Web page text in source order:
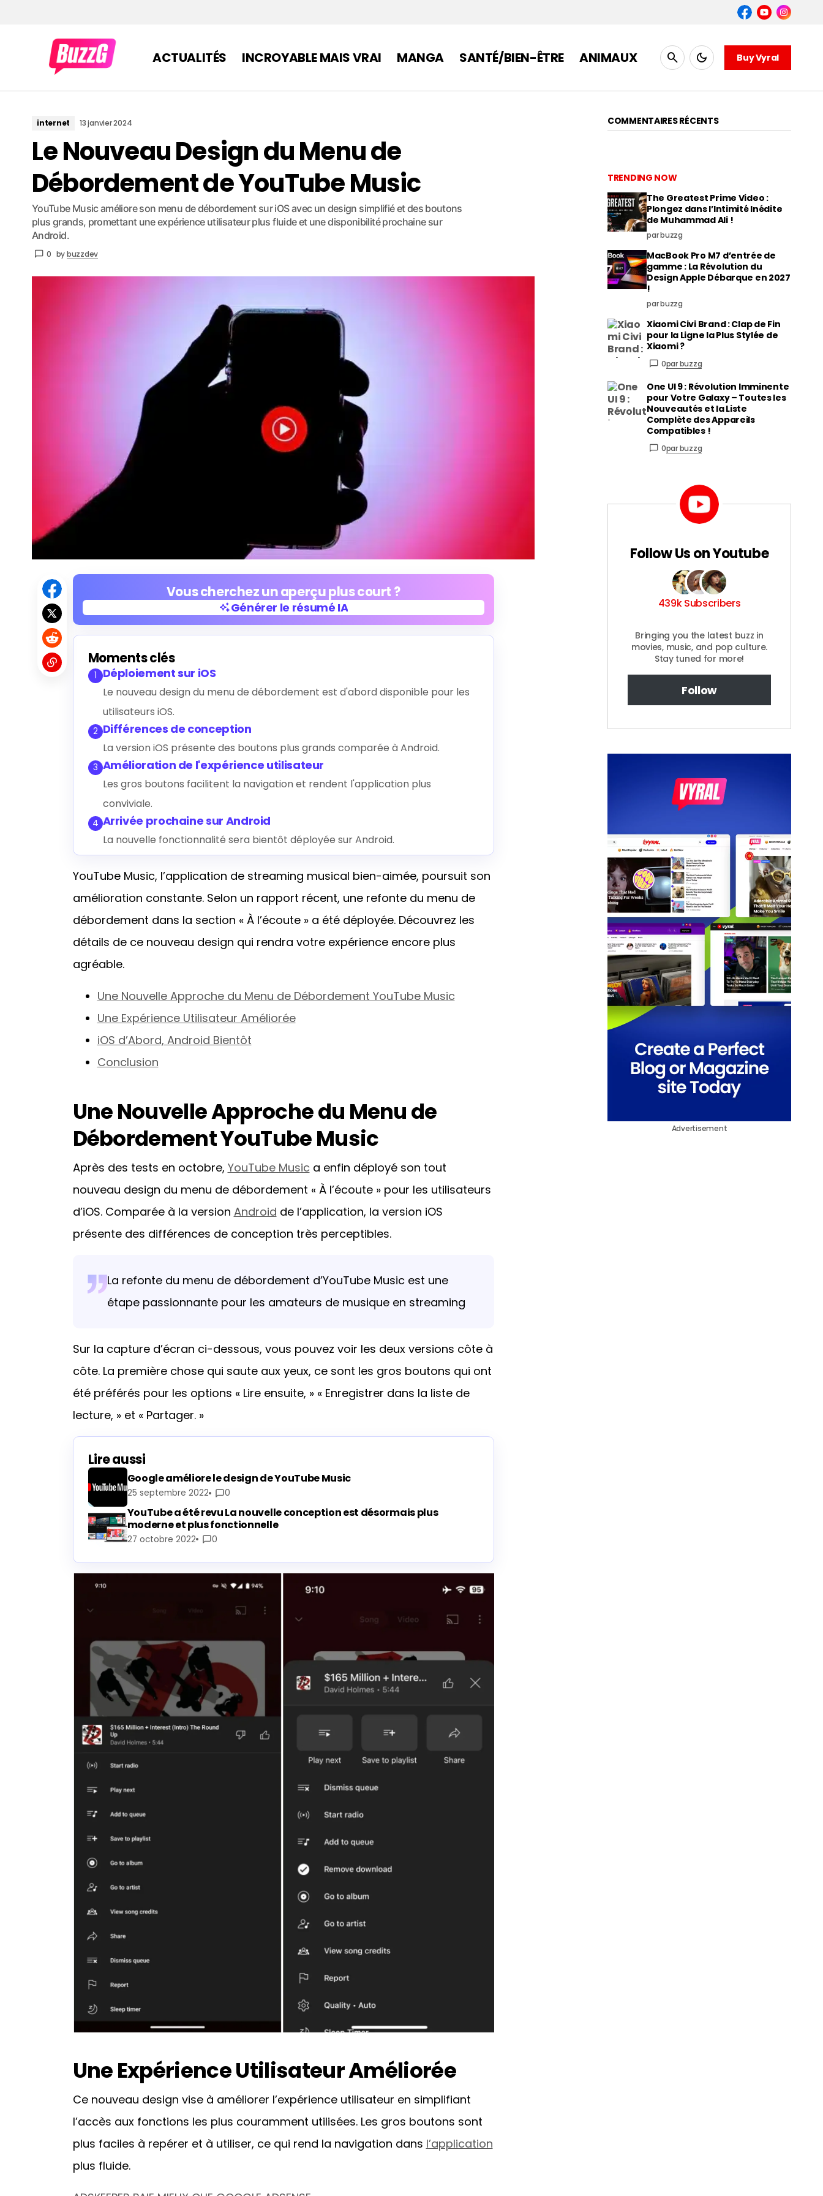
ACTUALITÉS INCROYABLE MAIS VRAI MANGA SANTÉ/BIEN-ÊTRE ANIMAUX Buy Vyral
internet 13 janvier 2024
Le Nouveau Design du Menu de
Débordement de YouTube Music
YouTube Music améliore son menu de débordement sur iOS avec un design simplifié et des boutons
plus grands, promettant une expérience utilisateur plus fluide et une disponibilité prochaine sur
Android.
0 bybuzzdev
Vous cherchez un aperçu plus court ?
Générer le résumé IA
Moments clés
1 Déploiement sur iOS
Le nouveau design du menu de débordement est d'abord disponible pour les
utilisateurs iOS.
2 Différences de conception
La version iOS présente des boutons plus grands comparée à Android.
3 Amélioration de l'expérience utilisateur
Les gros boutons facilitent la navigation et rendent l'application plus
conviviale.
4 Arrivée prochaine sur Android
La nouvelle fonctionnalité sera bientôt déployée sur Android.
YouTube Music, l’application de streaming musical bien-aimée, poursuit son
amélioration constante. Selon un rapport récent, une refonte du menu de
débordement dans la section « À l’écoute » a été déployée. Découvrez les
détails de ce nouveau design qui rendra votre expérience encore plus
agréable.
Une Nouvelle Approche du Menu de Débordement YouTube Music
Une Expérience Utilisateur Améliorée
iOS d’Abord, Android Bientôt
Conclusion
Une Nouvelle Approche du Menu de
Débordement YouTube Music
Après des tests en octobre, YouTube Music a enfin déployé son tout
nouveau design du menu de débordement « À l’écoute » pour les utilisateurs
d’iOS. Comparée à la version Android de l’application, la version iOS
présente des différences de conception très perceptibles.
La refonte du menu de débordement d’YouTube Music est une
étape passionnante pour les amateurs de musique en streaming
Sur la capture d’écran ci-dessous, vous pouvez voir les deux versions côte à
côte. La première chose qui saute aux yeux, ce sont les gros boutons qui ont
été préférés pour les options « Lire ensuite, » « Enregistrer dans la liste de
lecture, » et « Partager. »
Lire aussi
Google améliore le design de YouTube Music
25 septembre 2022 0
YouTube a été revu La nouvelle conception est désormais plus
moderne et plus fonctionnelle
27 octobre 2022 0
Une Expérience Utilisateur Améliorée
Ce nouveau design vise à améliorer l’expérience utilisateur en simplifiant
l’accès aux fonctions les plus couramment utilisées. Les gros boutons sont
plus faciles à repérer et à utiliser, ce qui rend la navigation dans l’application
plus fluide.
COMMENTAIRES RÉCENTS
TRENDING NOW
The Greatest Prime Video :
Plongez dans l’Intimité Inédite
de Muhammad Ali !
par buzzg
MacBook Pro M7 d’entrée de
gamme : La Révolution du
Design Apple Débarque en 2027
!
par buzzg
Xiaomi Civi Brand : Clap de Fin
pour la Ligne la Plus Stylée de
Xiaomi ?
0par buzzg
One UI 9 : Révolution Imminente
pour Votre Galaxy – Toutes les
Nouveautés et la Liste
Complète des Appareils
Compatibles !
0par buzzg
Follow Us on Youtube
439k Subscribers
Bringing you the latest buzz in
movies, music, and pop culture.
Stay tuned for more!
Follow
Advertisement